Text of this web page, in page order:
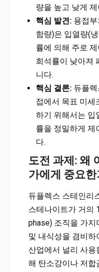
량을 높고 낮게
핵심 발견:용접부
함량)은 입열량(
률에 의해 주로
희석률이 낮아져
니다.
핵심 결론:듀플렉
접에서 목표 미세
하기 위해서는 입
률을 정밀하게 제
다.
도전 과제: 왜
가에게 중요한
듀플렉스 스테인리
스테나이트가 거의
phase) 조직을 가지
및 내식성을 겸비하
산업에서 널리 사용
해 탄소강이나 저합